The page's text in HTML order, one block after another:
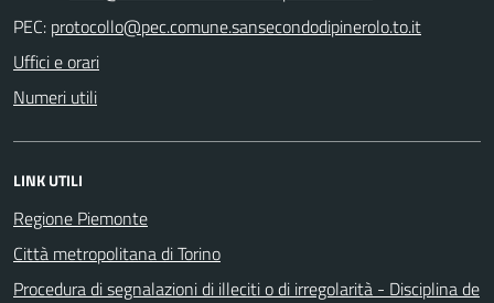
PEC:
Uffici e orari
Numeri utili
LINK UTILI
Regione Piemonte
Città metropolitana di Torino
Procedura di segnalazioni di illeciti o di irregolarità - Disciplina de